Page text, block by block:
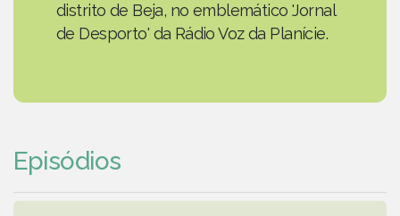
distrito de Beja, no emblemático 'Jornal
de Desporto' da Rádio Voz da Planície.
Episódios